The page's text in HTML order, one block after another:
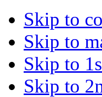
Skip to
Skip to
Skip to
Skip to